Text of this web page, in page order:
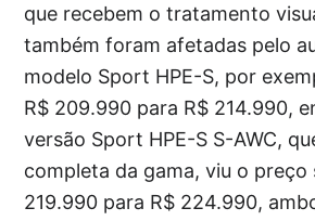
que recebem o tratamento
também foram afetadas pelo
modelo Sport HPE-S, por
R$ 209.990 para R$ 214.990,
versão Sport HPE-S S-AWC,
completa da gama, viu o preço
219.990 para R$ 224.990,